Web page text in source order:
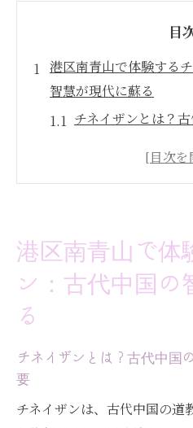
目
港区南青山で体験する
智慧が現代に蘇る
チネイザンとは？
現代社会における
の効果
チネイザンが心身
チネイザンの魅力を南
港区南青山で体
ン：古代中国
る
チネイザンとは？古代中国
要
チネイザンは、古代中国の道